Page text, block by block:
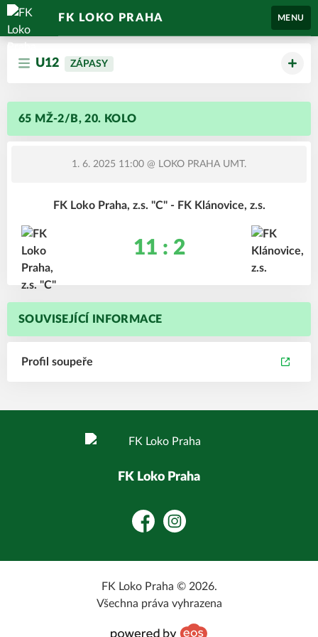
FK LOKO PRAHA MENU
U12 ZÁPASY
65 MŽ-2/B, 20. KOLO
1. 6. 2025 11:00 @ LOKO PRAHA UMT.
FK Loko Praha, z.s. "C" - FK Klánovice, z.s.
11 : 2
SOUVISEJÍCÍ INFORMACE
Profil soupeře
FK Loko Praha
FacebookInstagram
FK Loko Praha © 2026.
Všechna práva vyhrazena